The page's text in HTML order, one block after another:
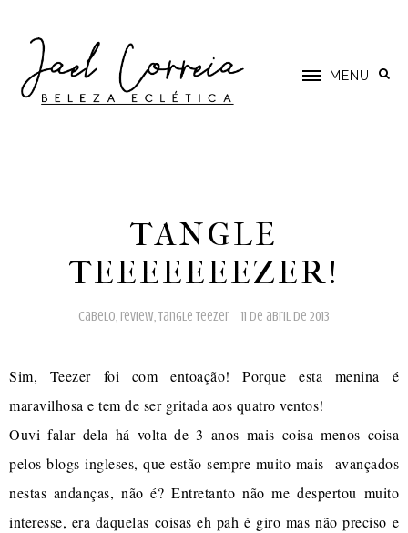
MENU
TANGLE
TEEEEEEEZER!
cabelo, review,tangle teezer 11 de abril de 2013
Sim, Teezer foi com entoação! Porque esta menina é
maravilhosa e tem de ser gritada aos quatro ventos!
Ouvi falar dela há volta de 3 anos mais coisa menos coisa
pelos blogs ingleses, que estão sempre muito mais avançados
nestas andanças, não é? Entretanto não me despertou muito
interesse, era daquelas coisas eh pah é giro mas não preciso e